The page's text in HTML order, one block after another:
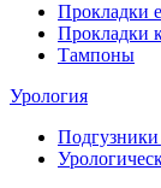
Прокладки
Прокладки
Тампоны
Урология
Подгузники